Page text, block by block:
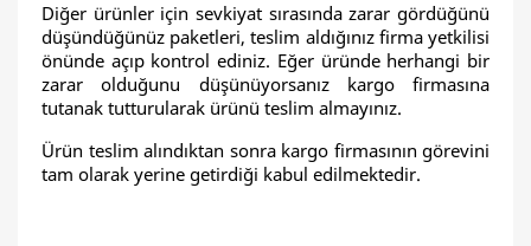
Diğer ürünler için sevkiyat sırasında zarar gördüğünü
düşündüğünüz paketleri, teslim aldığınız firma yetkilisi
önünde açıp kontrol ediniz. Eğer üründe herhangi bir
zarar olduğunu düşünüyorsanız kargo firmasına
tutanak tutturularak ürünü teslim almayınız.
Ürün teslim alındıktan sonra kargo firmasının görevini
tam olarak yerine getirdiği kabul edilmektedir.